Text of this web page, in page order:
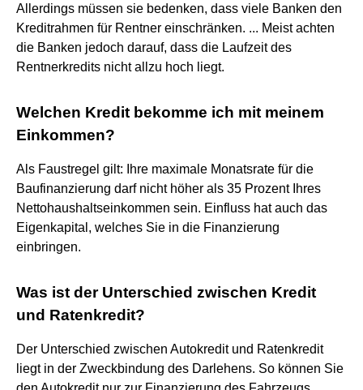
Allerdings müssen sie bedenken, dass viele Banken den
Kreditrahmen für Rentner einschränken. ... Meist achten
die Banken jedoch darauf, dass die Laufzeit des
Rentnerkredits nicht allzu hoch liegt.
Welchen Kredit bekomme ich mit meinem
Einkommen?
Als Faustregel gilt: Ihre maximale Monatsrate für die
Baufinanzierung darf nicht höher als 35 Prozent Ihres
Nettohaushaltseinkommen sein. Einfluss hat auch das
Eigenkapital, welches Sie in die Finanzierung
einbringen.
Was ist der Unterschied zwischen Kredit
und Ratenkredit?
Der Unterschied zwischen Autokredit und Ratenkredit
liegt in der Zweckbindung des Darlehens. So können Sie